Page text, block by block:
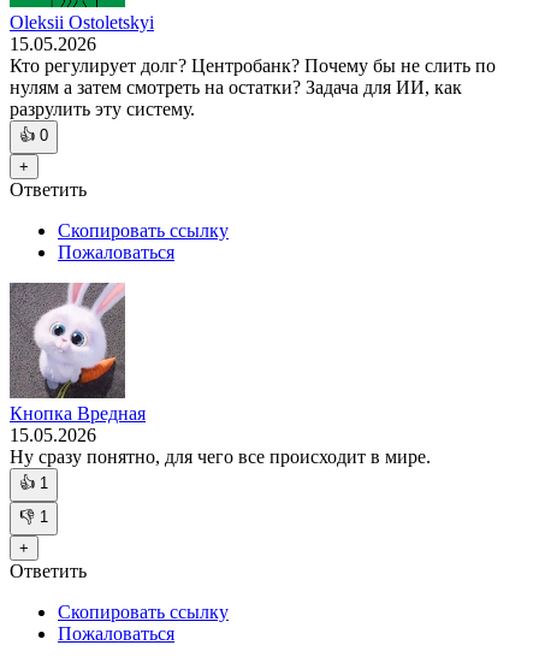
Oleksii Ostoletskyi
15.05.2026
Кто регулирует долг? Центробанк? Почему бы не слить по
нулям а затем смотреть на остатки? Задача для ИИ, как
разрулить эту систему.
👍 0
+
Ответить
Скопировать ссылку
Пожаловаться
Кнопка Вредная
15.05.2026
Ну сразу понятно, для чего все происходит в мире.
👍 1
👎 1
+
Ответить
Скопировать ссылку
Пожаловаться